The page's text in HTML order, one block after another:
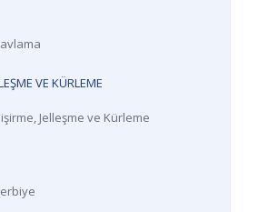
VE KÜRLEME
Jelleşme ve Kürleme